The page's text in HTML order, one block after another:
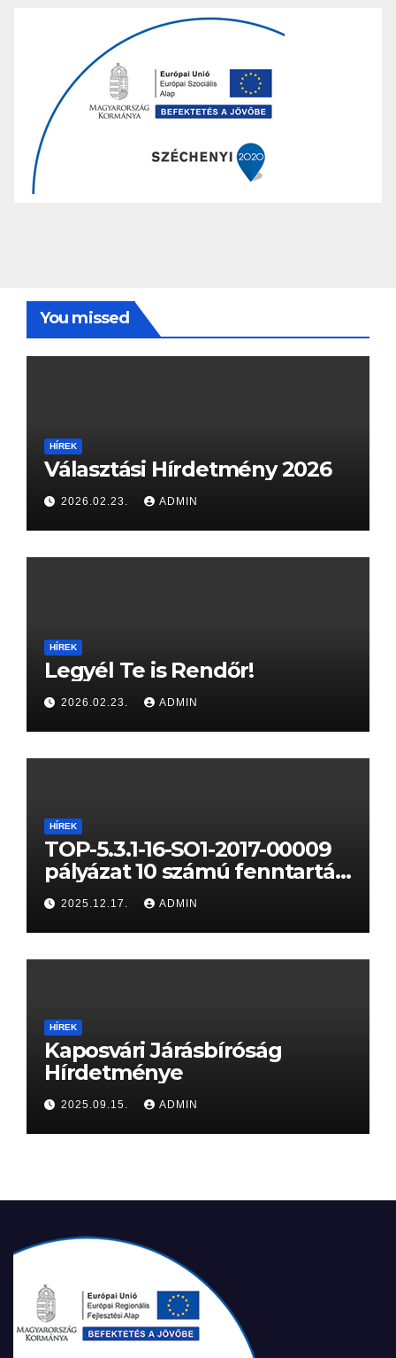
You missed
HÍREK
Választási Hírdetmény 2026
2026.02.23. ADMIN
HÍREK
Legyél Te is Rendőr!
2026.02.23. ADMIN
HÍREK
TOP-5.3.1-16-SO1-2017-00009
pályázat 10 számú fenntartási
jelentése
2025.12.17. ADMIN
HÍREK
Kaposvári Járásbíróság
Hírdetménye
2025.09.15. ADMIN